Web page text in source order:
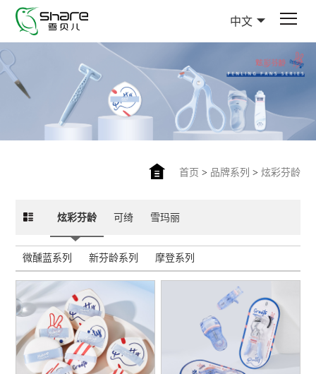
中文
首页 > 品牌系列 > 炫彩芬龄
炫彩芬龄 可绮 雪玛丽
微醺蓝系列 新芬龄系列 摩登系列